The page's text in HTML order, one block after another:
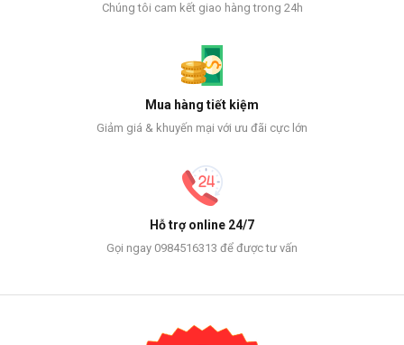
Chúng tôi cam kết giao hàng trong 24h
Mua hàng tiết kiệm
Giảm giá & khuyến mại với ưu đãi cực lớn
Hỗ trợ online 24/7
Gọi ngay 0984516313 để được tư vấn